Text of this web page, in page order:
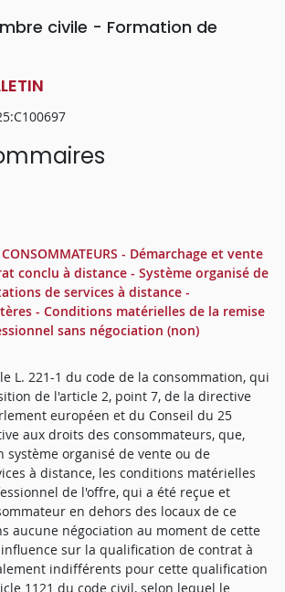
civile - Formation de
CONSOMMATEURS - Démarchage et vente
conclu à distance - Système organisé de
de services à distance -
- Conditions matérielles de la remise
sans négociation (non)
L. 221-1 du code de la consommation, qui
de l'article 2, point 7, de la directive
européen et du Conseil du 25
aux droits des consommateurs, que,
système organisé de vente ou de
à distance, les conditions matérielles
de l'offre, qui a été reçue et
en dehors des locaux de ce
aucune négociation au moment de cette
sur la qualification de contrat à
indifférents pour cette qualification
1121 du code civil, selon lequel le